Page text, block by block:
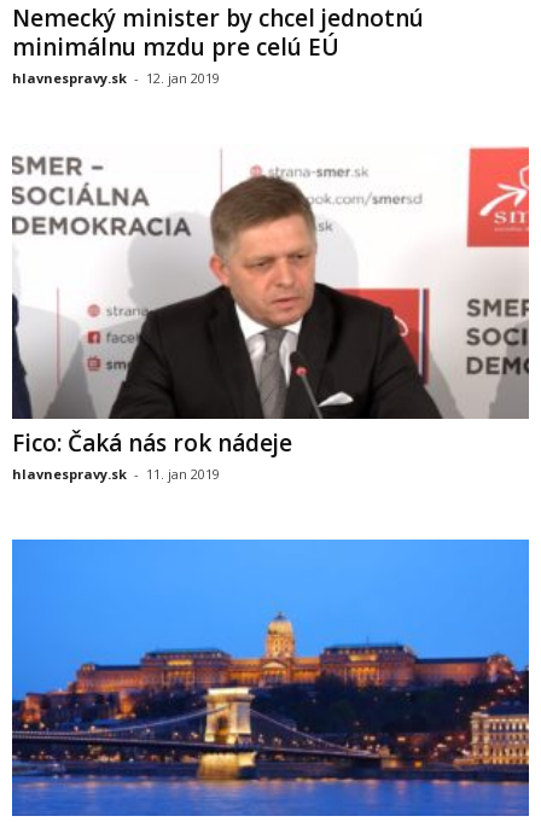
Nemecký minister by chcel jednotnú
minimálnu mzdu pre celú EÚ
hlavnespravy.sk - 12. jan 2019
Fico: Čaká nás rok nádeje
hlavnespravy.sk - 11. jan 2019